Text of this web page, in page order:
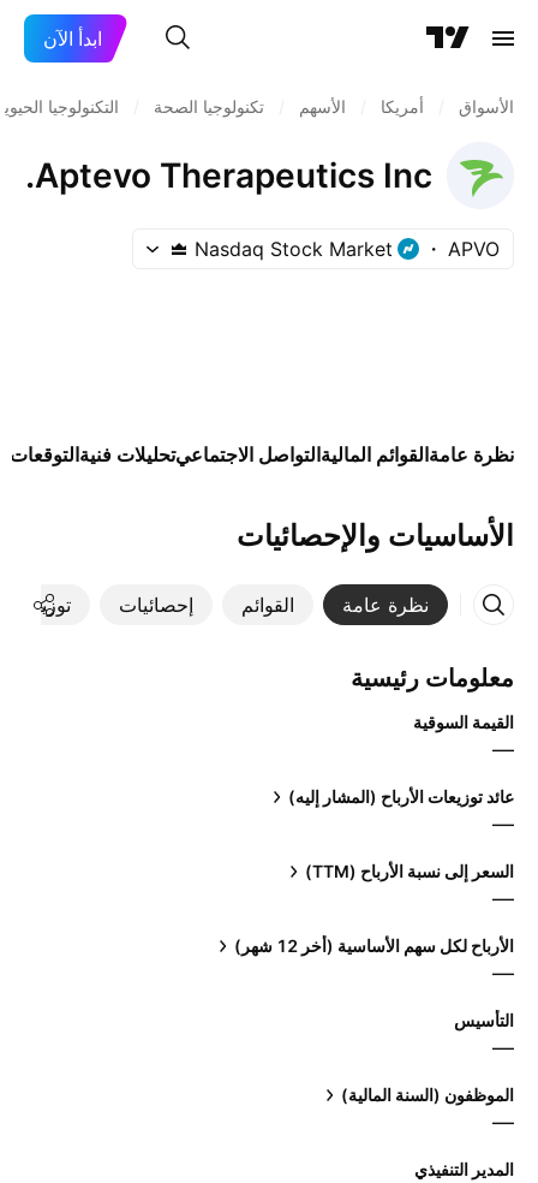
ابدأ الآن
الأسواق أمريكا الأسهم تكنولوجيا الصحة التكنولوجيا
Aptevo Therapeutics Inc.
APVO
Nasdaq Stock Market
نظرة عامةالقوائم الماليةالتواصل الاجتماعيتحليلات فنيةالتوقعات
الأساسيات والإحصائيات
نظرة عامة القوائم إحصائيات توزيعات
معلومات رئيسية
القيمة السوقية
—
عائد توزيعات الأرباح (المشار إليه)
—
السعر إلى نسبة الأرباح (TTM)
—
الأرباح لكل سهم الأساسية (أخر 12 شهر)
—
التأسيس
—
الموظفون (السنة المالية)
—
المدير التنفيذي